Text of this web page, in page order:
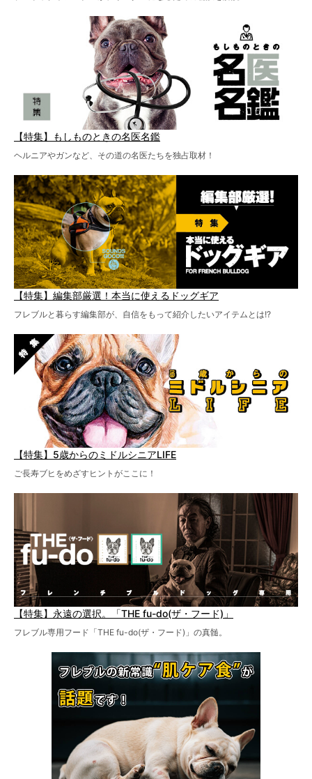
【特集】もしものときの名医名鑑
ヘルニアやガンなど、その道の名医たちを独占取材！
【特集】編集部厳選！本当に使えるドッグギア
フレブルと暮らす編集部が、自信をもって紹介したいアイテムとは!?
【特集】5歳からのミドルシニアLIFE
ご長寿ブヒをめざすヒントがここに！
【特集】永遠の選択。「THE fu-do(ザ・フード)」
フレブル専用フード「THE fu-do(ザ・フード)」の真髄。